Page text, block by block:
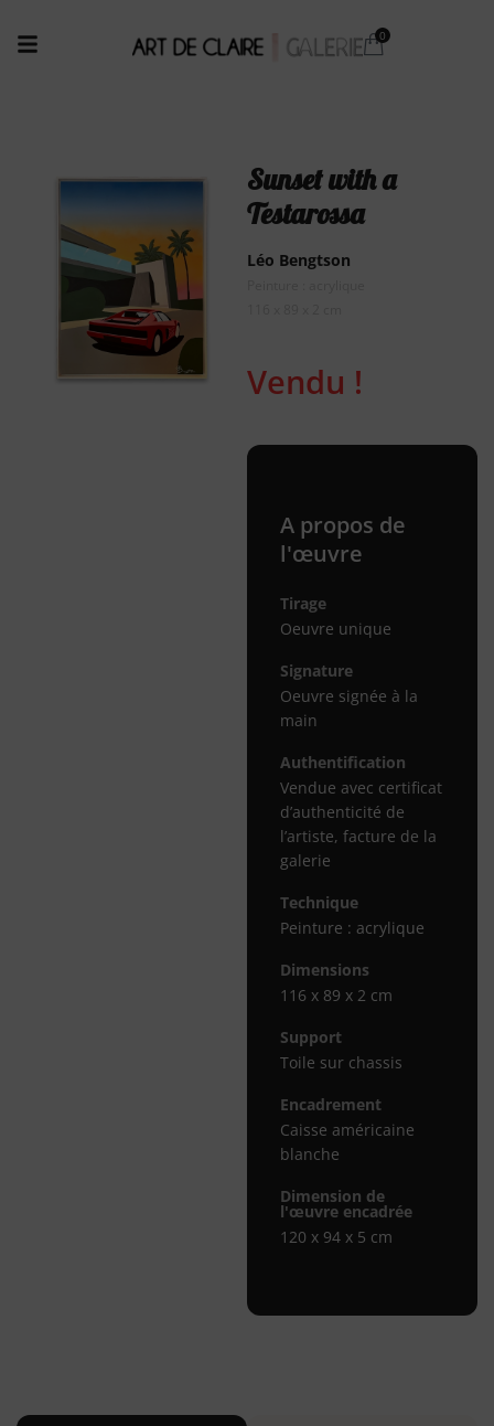
Sunset with a
Testarossa
Léo Bengtson
Vendu !
A propos de
l'œuvre
Tirage
Oeuvre unique
Signature
Oeuvre signée à la
main
Authentification
Vendue avec certificat
d’authenticité de
l’artiste, facture de la
galerie
Technique
Peinture : acrylique
Dimensions
116 x 89 x 2 cm
Support
Toile sur chassis
Encadrement
Caisse américaine
blanche
Dimension de
l'œuvre encadrée
120 x 94 x 5 cm